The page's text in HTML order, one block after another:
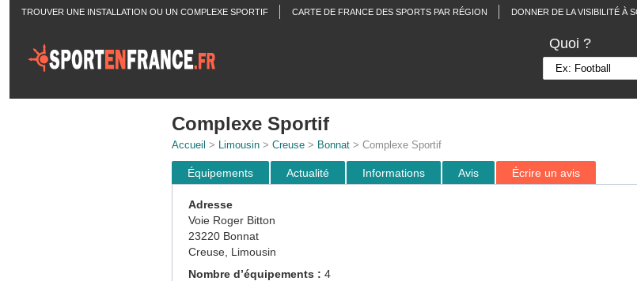
TROUVER UNE INSTALLATION OU UN COMPLEXE SPORTIF CARTE DE FRANCE DES SPORTS PAR RÉGION DONNER DE LA VISIBILITÉ À
Quoi ?
Complexe Sportif
Accueil > Limousin> Creuse> Bonnat> Complexe Sportif
Équipements Actualité Informations Avis Écrire un avis
Adresse
Voie Roger Bitton
23220 Bonnat
Creuse, Limousin
Nombre d’équipements : 4